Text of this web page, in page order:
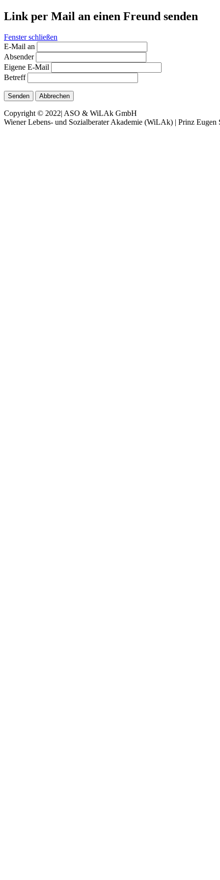
Link per Mail an einen Freund senden
Fenster schließen
E-Mail an
Absender
Eigene E-Mail
Betreff
Senden Abbrechen
Copyright © 2022| ASO & WiLAk GmbH
Wiener Lebens- und Sozialberater Akademie (WiLAk) | Prinz